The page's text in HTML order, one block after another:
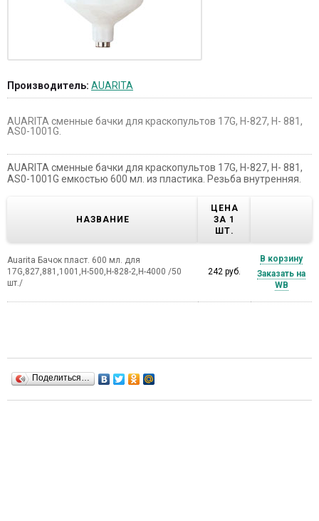
Производитель: AUARITA
AUARITA сменные бачки для краскопультов 17G, H-827, H- 881,
AS0-1001G.
AUARITA сменные бачки для краскопультов 17G, H-827, H- 881,
AS0-1001G емкостью 600 мл. из пластика. Резьба внутренняя.
НАЗВАНИЕ
ЦЕНА
ЗА 1
ШТ.
Auarita Бачок пласт. 600 мл. для
17G,827,881,1001,H-500,H-828-2,H-4000 /50
шт./
242 руб.
В корзину
Заказать на
WB
Поделиться…